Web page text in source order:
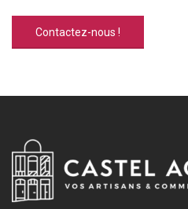
Contactez-nous !